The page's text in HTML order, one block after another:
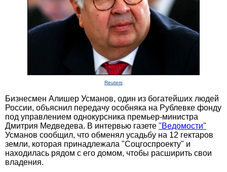
Reuters
Бизнесмен Алишер Усманов, один из богатейших людей
России, объяснил передачу особняка на Рублевке фонду
под управлением однокурсника премьер-министра
Дмитрия Медведева. В интервью газете "Ведомости"
Усманов сообщил, что обменял усадьбу на 12 гектаров
земли, которая принадлежала "Соцгоспроекту" и
находилась рядом с его домом, чтобы расширить свои
владения.